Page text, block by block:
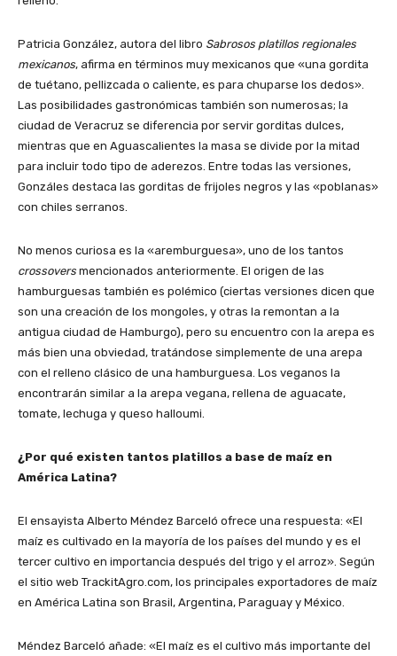
Patricia González, autora del libro Sabrosos platillos regionales
mexicanos, afirma en términos muy mexicanos que «una gordita
de tuétano, pellizcada o caliente, es para chuparse los dedos».
Las posibilidades gastronómicas también son numerosas; la
ciudad de Veracruz se diferencia por servir gorditas dulces,
mientras que en Aguascalientes la masa se divide por la mitad
para incluir todo tipo de aderezos. Entre todas las versiones,
Gonzáles destaca las gorditas de frijoles negros y las «poblanas»
con chiles serranos.
No menos curiosa es la «aremburguesa», uno de los tantos
crossovers mencionados anteriormente. El origen de las
hamburguesas también es polémico (ciertas versiones dicen que
son una creación de los mongoles, y otras la remontan a la
antigua ciudad de Hamburgo), pero su encuentro con la arepa es
más bien una obviedad, tratándose simplemente de una arepa
con el relleno clásico de una hamburguesa. Los veganos la
encontrarán similar a la arepa vegana, rellena de aguacate,
tomate, lechuga y queso halloumi.
¿Por qué existen tantos platillos a base de maíz en
América Latina?
El ensayista Alberto Méndez Barceló ofrece una respuesta: «El
maíz es cultivado en la mayoría de los países del mundo y es el
tercer cultivo en importancia después del trigo y el arroz». Según
el sitio web TrackitAgro.com, los principales exportadores de maíz
en América Latina son Brasil, Argentina, Paraguay y México.
Méndez Barceló añade: «El maíz es el cultivo más importante del